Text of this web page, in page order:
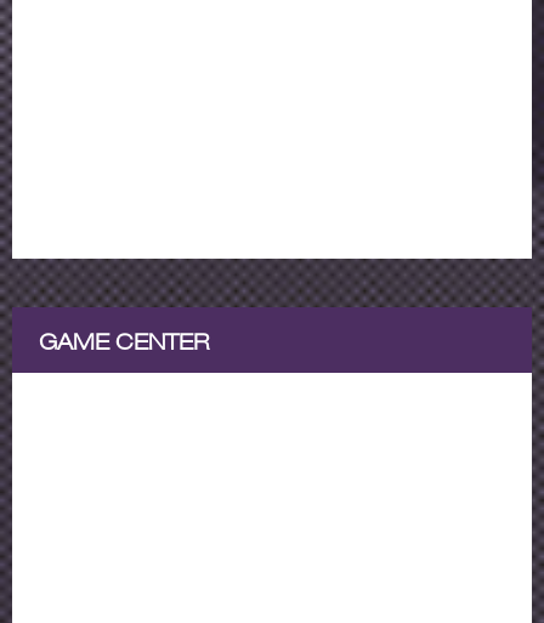
GAME CENTER